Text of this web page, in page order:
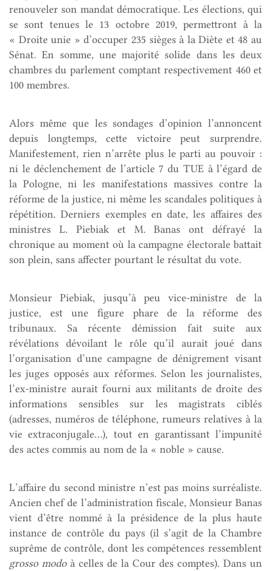
renouveler son mandat démocratique. Les élections, qui
se sont tenues le 13 octobre 2019, permettront à la
« Droite unie » d’occuper 235 sièges à la Diète et 48 au
Sénat. En somme, une majorité solide dans les deux
chambres du parlement comptant respectivement 460 et
100 membres.
Alors même que les sondages d’opinion l’annoncent
depuis longtemps, cette victoire peut surprendre.
Manifestement, rien n’arrête plus le parti au pouvoir :
ni le déclenchement de l’article 7 du TUE à l’égard de
la Pologne, ni les manifestations massives contre la
réforme de la justice, ni même les scandales politiques à
répétition. Derniers exemples en date, les affaires des
ministres L. Piebiak et M. Banas ont défrayé la
chronique au moment où la campagne électorale battait
son plein, sans affecter pourtant le résultat du vote.
Monsieur Piebiak, jusqu’à peu vice-ministre de la
justice, est une figure phare de la réforme des
tribunaux. Sa récente démission fait suite aux
révélations dévoilant le rôle qu’il aurait joué dans
l’organisation d’une campagne de dénigrement visant
les juges opposés aux réformes. Selon les journalistes,
l’ex-ministre aurait fourni aux militants de droite des
informations sensibles sur les magistrats ciblés
(adresses, numéros de téléphone, rumeurs relatives à la
vie extraconjugale…), tout en garantissant l’impunité
des actes commis au nom de la « noble » cause.
L’affaire du second ministre n’est pas moins surréaliste.
Ancien chef de l’administration fiscale, Monsieur Banas
vient d’être nommé à la présidence de la plus haute
instance de contrôle du pays (il s’agit de la Chambre
suprême de contrôle, dont les compétences ressemblent
grosso modoà celles de la Cour des comptes). Dans un